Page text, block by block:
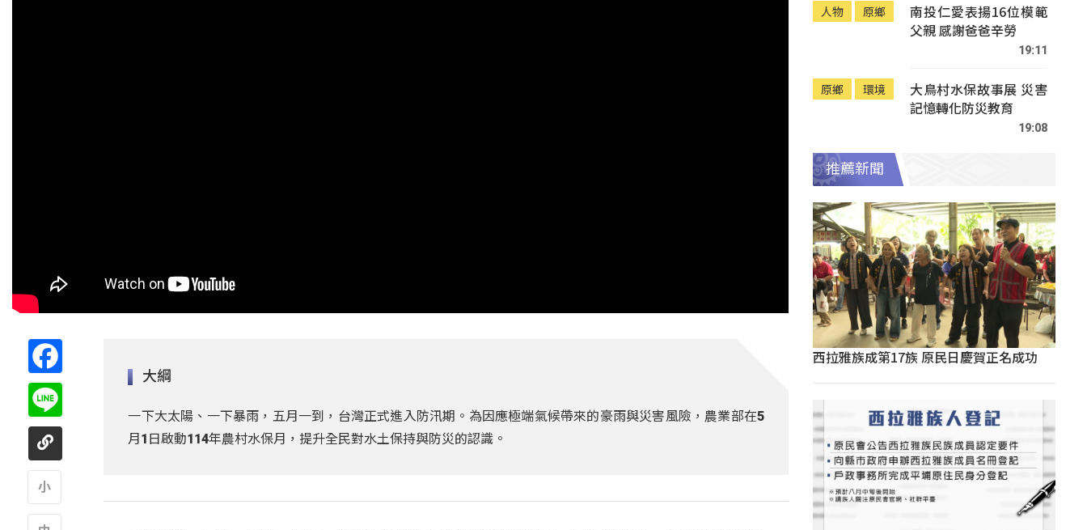
大綱
一下大太陽、一下暴雨，五月一到，台灣正式進入防汛期。為因應極端氣候帶來的豪雨與災害風險，農業部在5
月1日啟動114年農村水保月，提升全民對水土保持與防災的認識。
人物 原鄉
南投仁愛表揚16位模範
父親 感謝爸爸辛勞
19:11
原鄉 環境
大鳥村水保故事展 災害
記憶轉化防災教育
19:08
推薦新聞
西拉雅族成第17族 原民日慶賀正名成功